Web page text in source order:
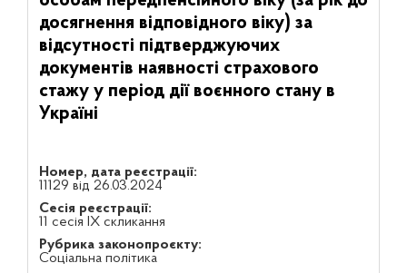
досягнення відповідного віку) за
відсутності підтверджуючих
документів наявності страхового
стажу у період дії воєнного стану в
Україні
Номер, дата реєстрації:
11129 від 26.03.2024
Сесія реєстрації:
11 сесія IX скликання
Рубрика законопроєкту:
Соціальна політика